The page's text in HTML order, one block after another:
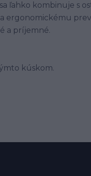
ľahko kombinuje s
ergonomickému
a príjemné.
kúskom.